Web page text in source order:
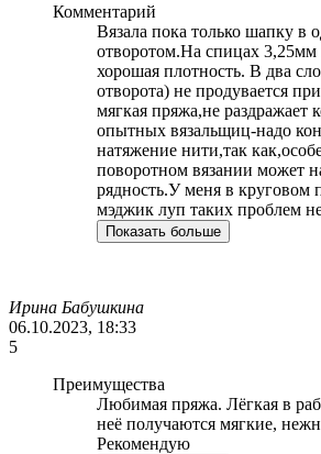
Комментарий
Вязала пока только шапку в
отворотом.На спицах 3,25мм
хорошая плотность. В два
отворота) не продувается
мягкая пряжа,не раздражает
опытных вязальщиц-надо
натяжение нити,так
поворотном вязании может
рядность.У меня в круговом
мэджик луп таких проблем
Показать больше
Ирина Бабушкина
06.10.2023, 18:33
5
Преимущества
Любимая пряжа. Лёгкая в
неё получаются мягкие,
Рекомендую